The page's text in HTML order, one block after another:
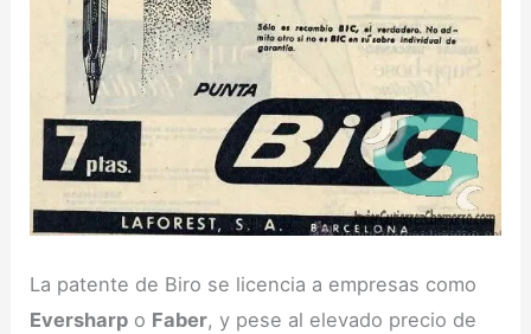
La patente de Biro se licencia a empresas como
Eversharp o Faber, y pese al elevado precio de